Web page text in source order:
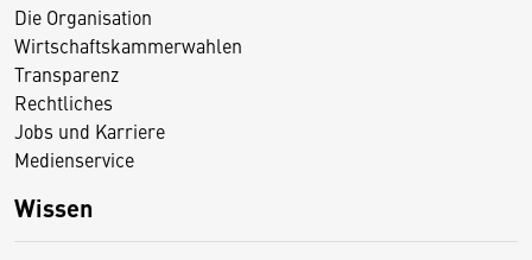
Die Organisation
Wirtschaftskammerwahlen
Transparenz
Rechtliches
Jobs und Karriere
Medienservice
Wissen